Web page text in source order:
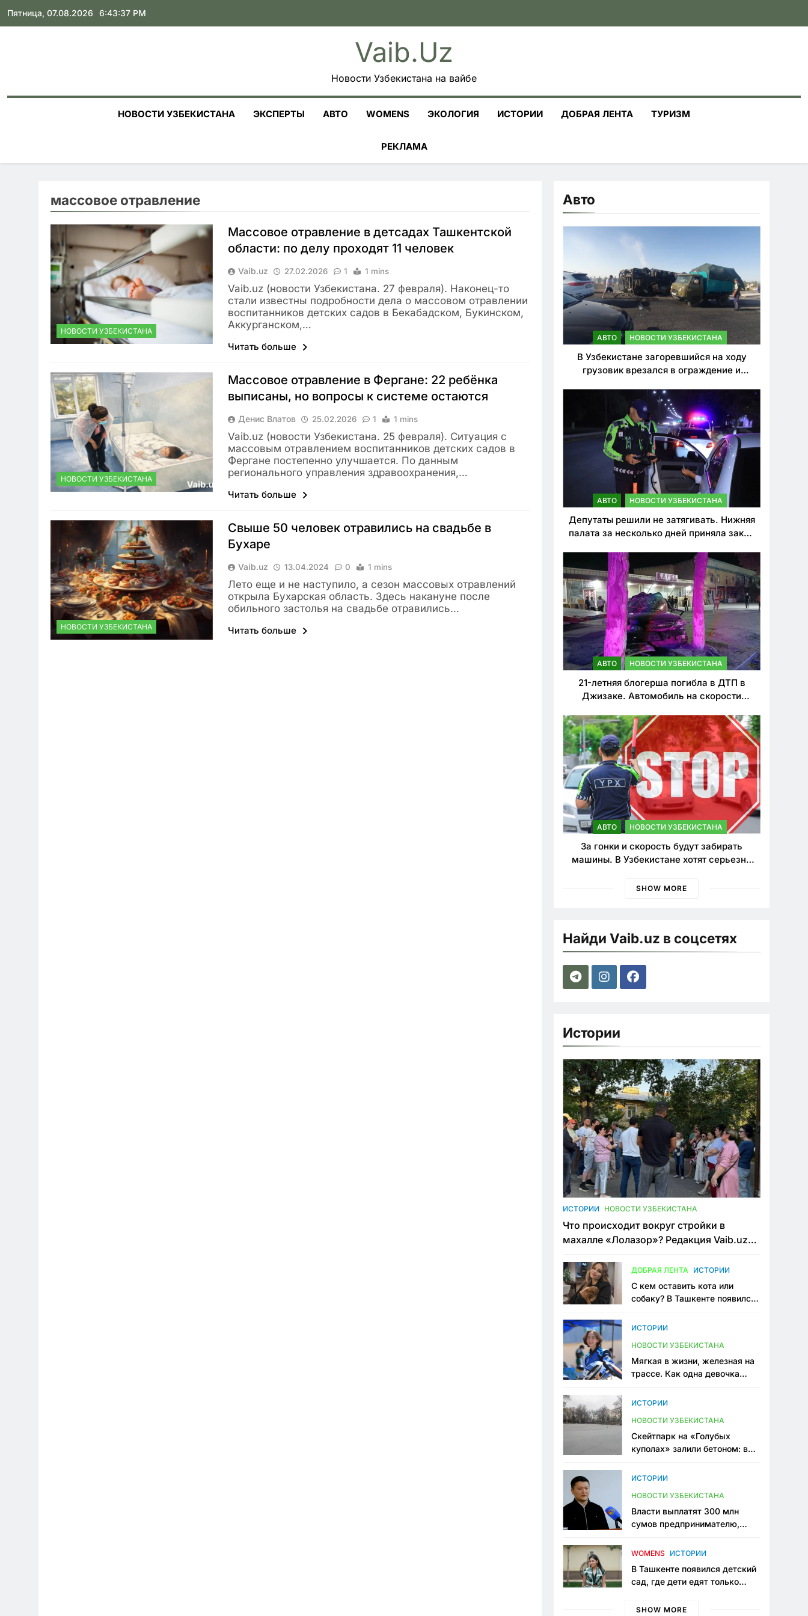
Skip
Пятница, 07.08.2026 6:43:38 PM
Vaib.uz
Новости Узбекистана на вайбе
НОВОСТИ УЗБЕКИСТАНА ЭКСПЕРТЫ АВТО WOMENS ЭКОЛОГИЯ ИСТОРИИ ДОБРАЯ ЛЕНТА ТУРИЗМ
РЕКЛАМА
массовое отравление
НОВОСТИ УЗБЕКИСТАНА
Массовое отравление в детсадах Ташкентской
области: по делу проходят 11 человек
Vaib.uz 27.02.2026 1 1 mins
Vaib.uz (новости Узбекистана. 27 февраля). Наконец-то
стали известны подробности дела о массовом отравлении
воспитанников детских садов в Бекабадском, Букинском,
Аккурганском,…
Читать больше
НОВОСТИ УЗБЕКИСТАНА
Массовое отравление в Фергане: 22 ребёнка
выписаны, но вопросы к системе остаются
Денис Влатов 25.02.2026 1 1 mins
Vaib.uz (новости Узбекистана. 25 февраля). Ситуация с
массовым отравлением воспитанников детских садов в
Фергане постепенно улучшается. По данным
регионального управления здравоохранения,…
Читать больше
НОВОСТИ УЗБЕКИСТАНА
Свыше 50 человек отравились на свадьбе в
Бухаре
Vaib.uz 13.04.2024 0 1 mins
Лето еще и не наступило, а сезон массовых отравлений
открыла Бухарская область. Здесь накануне после
обильного застолья на свадьбе отравились…
Читать больше
Авто
АВТО НОВОСТИ УЗБЕКИСТАНА
В Узбекистане загоревшийся на ходу
грузовик врезался в ограждение и
АВТО НОВОСТИ УЗБЕКИСТАНА
Депутаты решили не затягивать. Нижняя
палата за несколько дней приняла закон
нарушителей ПДД
АВТО НОВОСТИ УЗБЕКИСТАНА
21-летняя блогерша погибла в ДТП в
Джизаке. Автомобиль на скорости
АВТО НОВОСТИ УЗБЕКИСТАНА
За гонки и скорость будут забирать
машины. В Узбекистане хотят серьезно
SHOW MORE
Найди Vaib.uz в соцсетях
Истории
ИСТОРИИ НОВОСТИ УЗБЕКИСТАНА
Что происходит вокруг стройки в
махалле «Лолазор»? Редакция Vaib.uz
конфликта
ДОБРАЯ ЛЕНТА ИСТОРИИ
С кем оставить кота или
собаку? В Ташкенте появился
ИСТОРИИ
НОВОСТИ УЗБЕКИСТАНА
Мягкая в жизни, железная на
трассе. Как одна девочка
Узбекистане
ИСТОРИИ
НОВОСТИ УЗБЕКИСТАНА
Скейтпарк на «Голубых
куполах» залили бетоном: в
одно общественное
ИСТОРИИ
НОВОСТИ УЗБЕКИСТАНА
Власти выплатят 300 млн
сумов предпринимателю,
тюрьме по незаконному
WOMENS ИСТОРИИ
В Ташкенте появился детский
сад, где дети едят только
мама, которая устала просить
SHOW MORE